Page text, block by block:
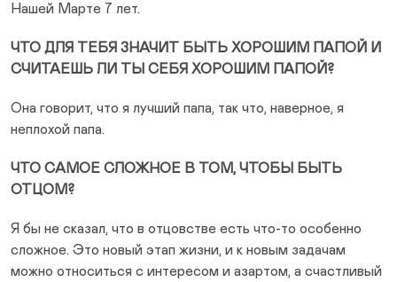
Нашей Марте 7 лет.
ЧТО ДЛЯ ТЕБЯ ЗНАЧИТ БЫТЬ ХОРОШИМ ПАПОЙ И
СЧИТАЕШЬ ЛИ ТЫ СЕБЯ ХОРОШИМ ПАПОЙ?
Она говорит, что я лучший папа, так что, наверное, я
неплохой папа.
ЧТО САМОЕ СЛОЖНОЕ В ТОМ, ЧТОБЫ БЫТЬ
ОТЦОМ?
Я бы не сказал, что в отцовстве есть что-то особенно
сложное. Это новый этап жизни, и к новым задачам
можно относиться с интересом и азартом, а счастливый